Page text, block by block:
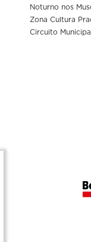
Noturno nos
Zona Cultura
Circuito